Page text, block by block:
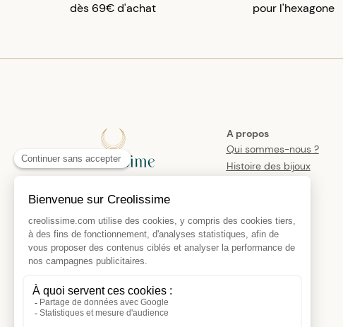
dès 69€ d'achat
pour l'hexagone
A propos
Qui sommes-nous ?
Histoire des bijoux